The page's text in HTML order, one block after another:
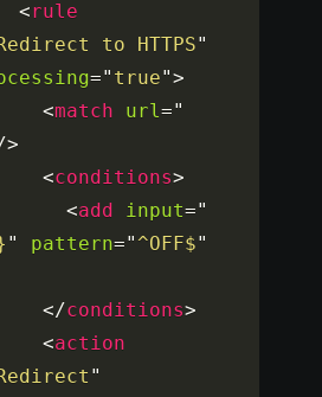
<rule
to HTTPS"
=" true">
<match url="
<conditions>
<add input="
" pattern=" ^OFF$"
</conditions>
<action
"